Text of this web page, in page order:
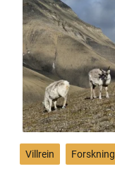
Villrein Forskning